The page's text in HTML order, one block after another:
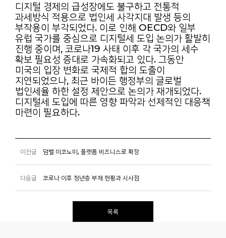
디지털 경제의 급성장에도 불구하고 전통적
과세방식 적용으로 법인세 사각지대 발생 등의
부작용이 부각되었다. 이로 인해 OECD와 일부
유럽 국가를 중심으로 디지털세 도입 논의가 활발히
진행 중이며, 코로나19 사태 이후 각 국가의 세수
확보 필요성 증대로 가속화되고 있다. 그동안
미국의 입장 변화로 국제적 합의 도출이
지연되었으나, 최근 바이든 행정부의 글로벌
법인세율 하한 설정 제안으로 논의가 재개되었다.
디지털세 도입에 따른 영향 파악과 선제적인 대응책
마련이 필요하다.
이전글 덤벨 이코노미, 플랫폼 비즈니스로 확장
다음글 코로나 이후 청년층 부채 현황과 시사점
목록